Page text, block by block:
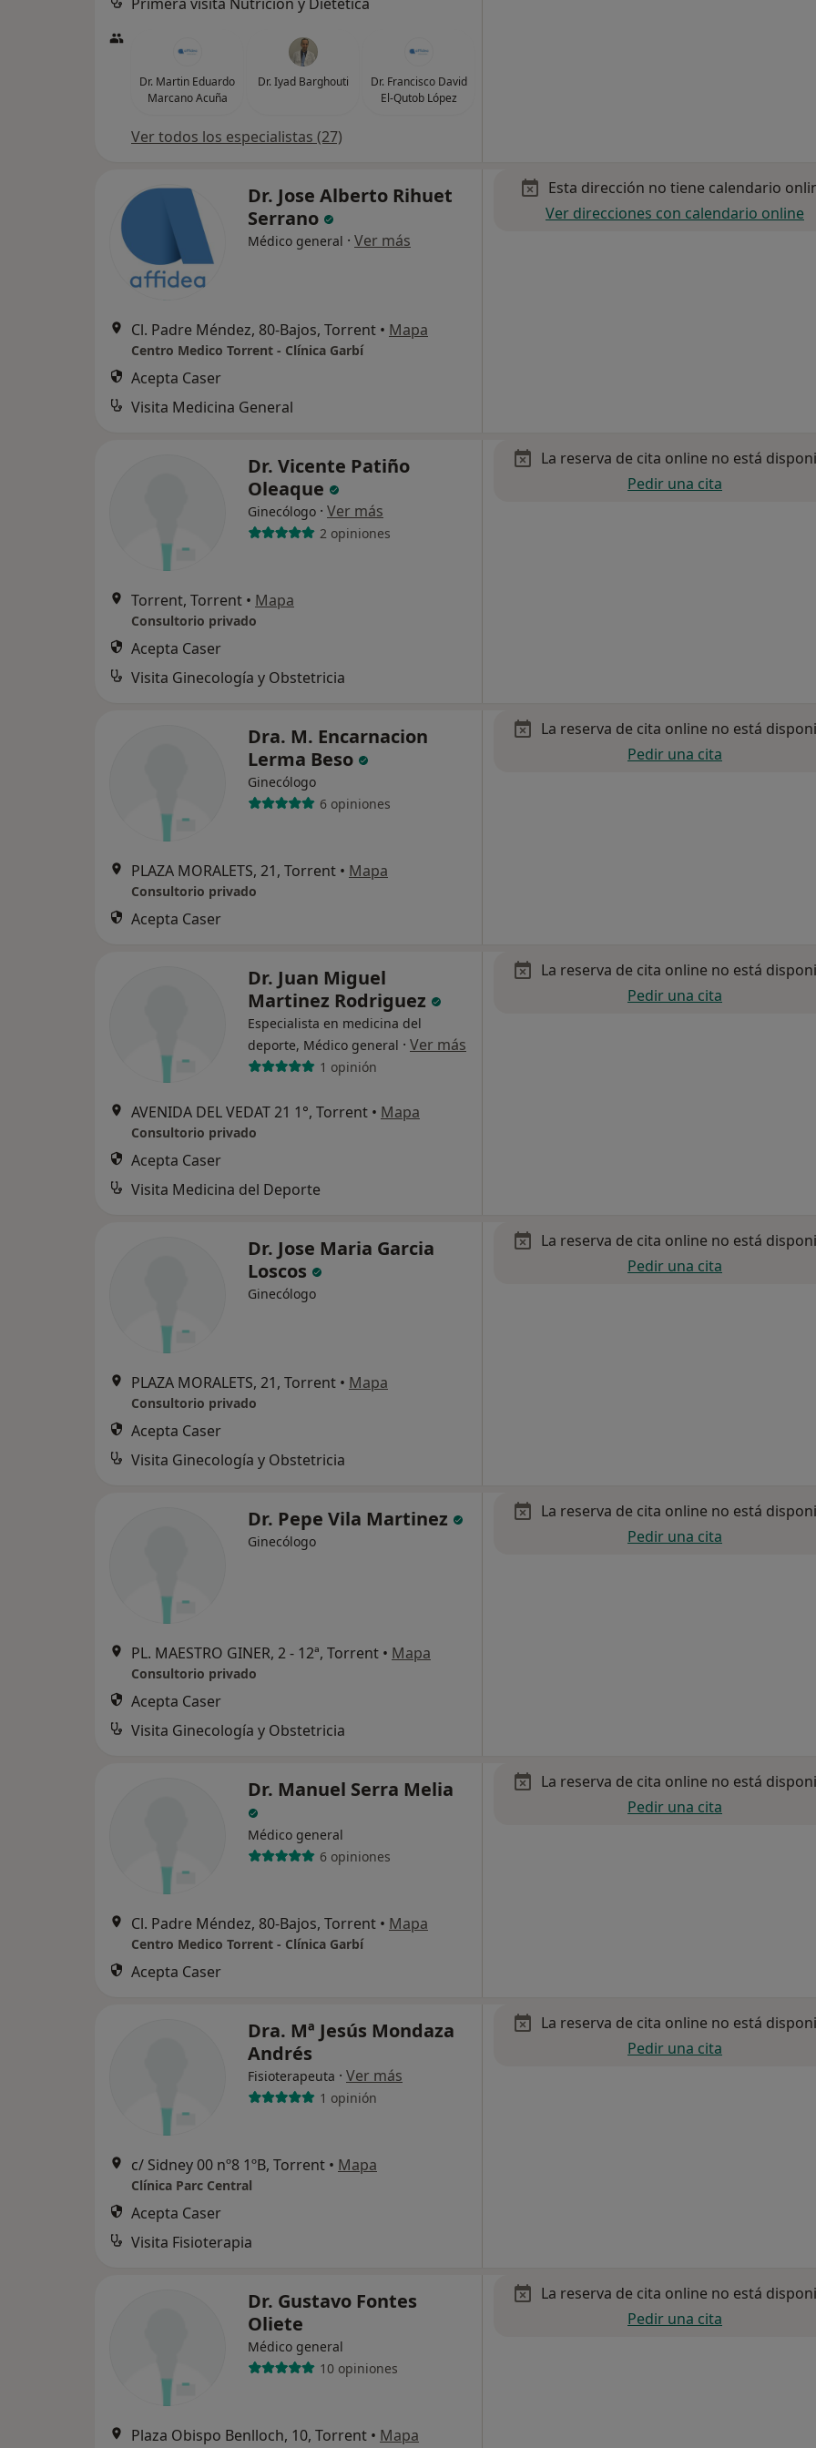
Dr. Martin Eduardo
Marcano Acuña
Dr. Iyad Barghouti
Dr. Francisco David
El-Qutob López
Ver todos los especialistas (27)
Dr. Jose Alberto Rihuet
Serrano
Médico general · Ver más
Cl. Padre Méndez, 80-Bajos, Torrent • Mapa
Centro Medico Torrent - Clínica Garbí
Acepta Caser
Visita Medicina General
Esta dirección no tiene calendario
Ver direcciones con calendario online
Dr. Vicente Patiño
Oleaque
Ginecólogo · Ver más
2 opiniones
Torrent, Torrent • Mapa
Consultorio privado
Acepta Caser
Visita Ginecología y Obstetricia
La reserva de cita online no está
Pedir una cita
Dra. M. Encarnacion
Lerma Beso
Ginecólogo
6 opiniones
PLAZA MORALETS, 21, Torrent • Mapa
Consultorio privado
Acepta Caser
La reserva de cita online no está
Pedir una cita
Dr. Juan Miguel
Martinez Rodriguez
Especialista en medicina del
deporte, Médico general · Ver más
1 opinión
AVENIDA DEL VEDAT 21 1°, Torrent • Mapa
Consultorio privado
Acepta Caser
Visita Medicina del Deporte
La reserva de cita online no está
Pedir una cita
Dr. Jose Maria Garcia
Loscos
Ginecólogo
PLAZA MORALETS, 21, Torrent • Mapa
Consultorio privado
Acepta Caser
Visita Ginecología y Obstetricia
La reserva de cita online no está
Pedir una cita
Dr. Pepe Vila Martinez
Ginecólogo
PL. MAESTRO GINER, 2 - 12ª, Torrent • Mapa
Consultorio privado
Acepta Caser
Visita Ginecología y Obstetricia
La reserva de cita online no está
Pedir una cita
Dr. Manuel Serra Melia
Médico general
6 opiniones
Cl. Padre Méndez, 80-Bajos, Torrent • Mapa
Centro Medico Torrent - Clínica Garbí
Acepta Caser
La reserva de cita online no está
Pedir una cita
Dra. Mª Jesús Mondaza
Andrés
Fisioterapeuta · Ver más
1 opinión
c/ Sidney 00 nº8 1ºB, Torrent • Mapa
Clínica Parc Central
Acepta Caser
Visita Fisioterapia
La reserva de cita online no está
Pedir una cita
Dr. Gustavo Fontes
Oliete
Médico general
10 opiniones
Plaza Obispo Benlloch, 10, Torrent • Mapa
La reserva de cita online no está
Pedir una cita